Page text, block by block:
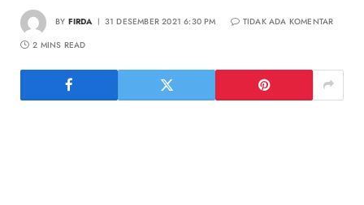
BY FIRDA 31 DESEMBER 2021 6:30 PM
TIDAK ADA KOMENTAR
2 MINS READ